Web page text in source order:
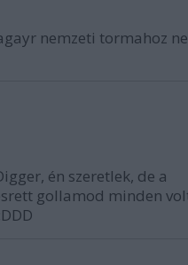
nemzeti tormahoz
én szeretlek, de a
gollamod minden